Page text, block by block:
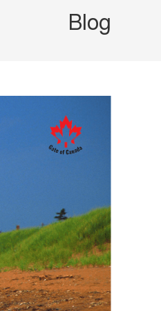
Blog